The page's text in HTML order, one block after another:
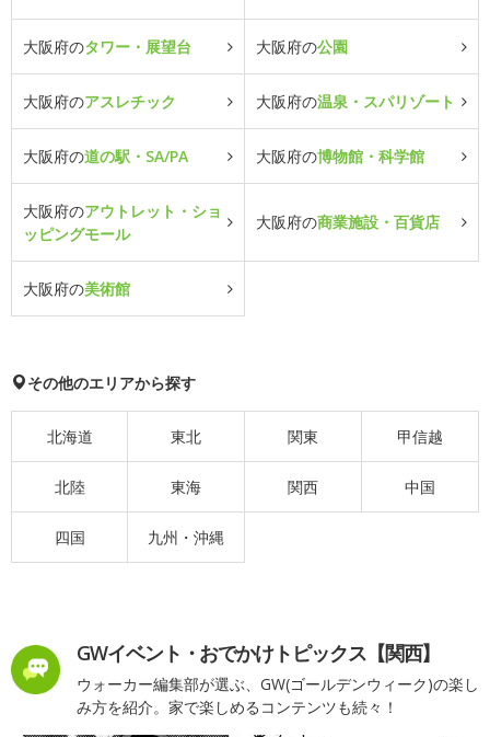
大阪府のタワー・展望台 大阪府の公園
大阪府のアスレチック 大阪府の温泉・スパリゾート
大阪府の道の駅・SA/PA 大阪府の博物館・科学館
大阪府のアウトレット・ショ
ッピングモール
大阪府の商業施設・百貨店
大阪府の美術館
その他のエリアから探す
北海道 東北 関東 甲信越
北陸 東海 関西 中国
四国 九州・沖縄
GWイベント・おでかけトピックス【関西】
ウォーカー編集部が選ぶ、GW(ゴールデンウィーク)の楽し
み方を紹介。家で楽しめるコンテンツも続々！